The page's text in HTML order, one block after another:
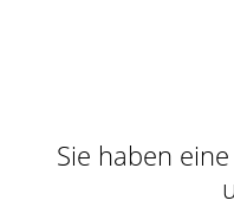
Sie haben